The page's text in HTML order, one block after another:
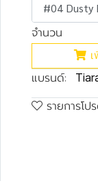
#04 Dusty
จำนวน
แบรนด์:
รายการโป